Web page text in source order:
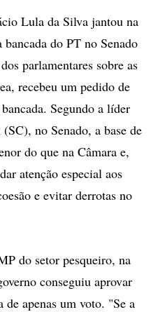
Lula da Silva jantou na
do PT no Senado
parlamentares sobre as
recebeu um pedido de
Segundo a líder
no Senado, a base de
do que na Câmara e,
atenção especial aos
e evitar derrotas no
do setor pesqueiro, na
conseguiu aprovar
de apenas um voto. "Se a